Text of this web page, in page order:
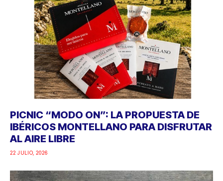
PICNIC “MODO ON”: LA PROPUESTA DE
IBÉRICOS MONTELLANO PARA DISFRUTAR
AL AIRE LIBRE
22 JULIO, 2026